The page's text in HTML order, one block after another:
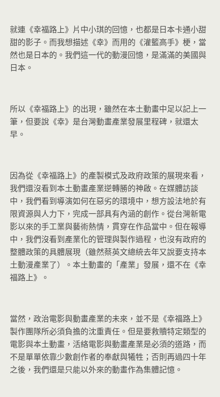
就連《幸福路上》片中小琪的回憶，也都是日本卡通小甜
甜的影子。而我想描述《幸》而用的《灌籃高手》梗，當
然也是日本的。我們這一代的動漫回憶，是滿滿的美國與
日本。
所以《幸福路上》的出現，雖然在本土動畫中足以記上一
筆，但要說《幸》是台灣動畫產業發展里程碑，就還太
早。
因為從《幸福路上》的產製模式及政府政策的展現來看，
我們還沒看到本土動畫產業逆轉勝的神啟。在媒體訪談
中，我們看到導演如何在惡劣的環境中，想方設法地於有
限資源與人力下，完成一部具有內涵的創作。從台灣新電
影以來的手工業與藝術熱情，貫穿在作品當中。但在報導
中，我們沒看到產業化的管理與製作過程，也沒有政府的
整體政策的具體展現（雖然蔡英文總統去年又說要支持本
土動漫產業了）。本土動畫的「產業」發展，還不在《幸
福路上》。
當然，政治電影與動畫產業的未來，並不是《幸福路上》
製作團隊所必須負擔的沈重責任。但是要救贖特定類型的
電影與本土動畫，活絡電影與動畫產業是必須的道路，而
不是單單依靠少數創作者的奉獻與犧牲；否則再過四十年
之後，我們還是只能以外來的動畫作為集體記憶。